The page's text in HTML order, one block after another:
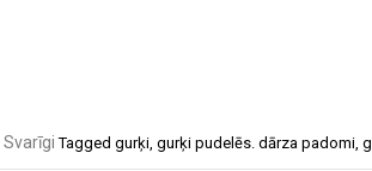
Svarīgi Tagged gurķi gurķi pudelēs. dārza padomi